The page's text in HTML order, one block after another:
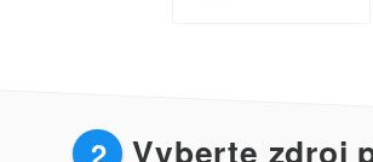
2 Vyberte zdroj